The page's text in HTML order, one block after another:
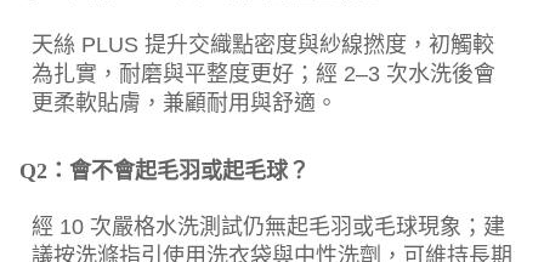
天絲 PLUS 提升交織點密度與紗線撚度，初觸較
為扎實，耐磨與平整度更好；經 2–3 次水洗後會
更柔軟貼膚，兼顧耐用與舒適。
Q2：會不會起毛羽或起毛球？
經 10 次嚴格水洗測試仍無起毛羽或毛球現象；建
議按洗滌指引使用洗衣袋與中性洗劑，可維持長期